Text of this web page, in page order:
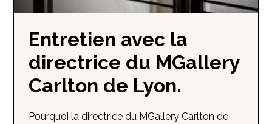
Entretien avec la
directrice du MGallery
Carlton de Lyon.
Pourquoi la directrice du MGallery Carlton de